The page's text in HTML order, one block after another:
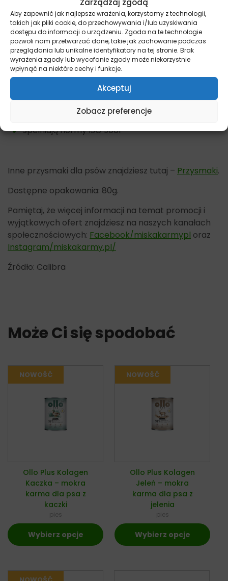
Aby zapewnić jak najlepsze wrażenia, korzystamy z technologii,
takich jak pliki cookie, do przechowywania i/lub uzyskiwania
dostępu do informacji o urządzeniu. Zgoda na te technologie
pozwoli nam przetwarzać dane, takie jak zachowanie podczas
przeglądania lub unikalne identyfikatory na tej stronie. Brak
wyrażenia zgody lub wycofanie zgody może niekorzystnie
wpłynąć na niektóre cechy i funkcje.
Akceptuj
Zobacz preferencje
idealnie zbilansowane
formuły opracowywane w ścisłej współpracy z
lekarzami weterynarii
bez barwników i sztucznych konserwantów
bez oleju palmowego, soi i GMO
duża ilość funkcjonalnych dodatków
składniki najwyższej jakości
spełniają normy ISO 9001
Inne przysmaki dla psów znajdziesz tutaj – Przysmaki.
Dostępne opakowania: 80g.
Pamiętaj, że więcej informacji na temat promocji i
wyjątkowych ofert znajdziesz na naszych kanałach
społecznościowych: Facebook/miskakarmypl oraz
Instagram/miskakarmy.pl/
Źródło: Calibra
Może Ci się spodobać
Ollo Plus Kolagen
Kaczka – mokra
karma dla psa z
kaczki
pies
Wybierz opcje
Ollo Plus Kolagen
Jeleń – mokra
karma dla psa z
jelenia
pies
Wybierz opcje